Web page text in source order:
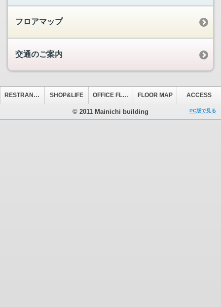
フロアマップ
交通のご案内
RESTRANT&CAFE SHOP&LIFE OFFICE FLOOR FLOOR MAP ACCESS
© 2011 Mainichi building PC版で見る